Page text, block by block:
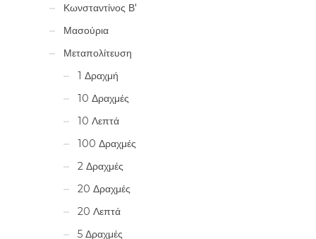
Κωνσταντίνος Β'
Μασούρια
Μεταπολίτευση
1 Δραχμή
10 Δραχμές
10 Λεπτά
100 Δραχμές
2 Δραχμές
20 Δραχμές
20 Λεπτά
5 Δραχμές